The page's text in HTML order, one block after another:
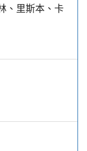
、里斯本、卡